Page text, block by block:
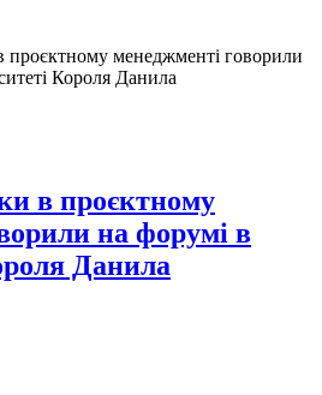
проєктному менеджменті говорили
Короля Данила
в проєктному
на форумі в
Данила